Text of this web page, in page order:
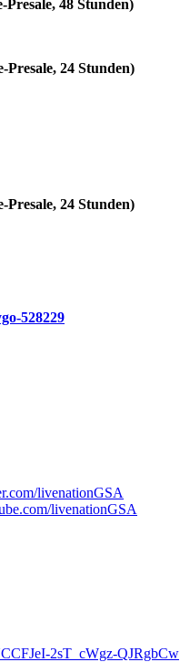
48 Stunden)
Presale, 24 Stunden)
Presale, 24 Stunden)
528229
livenationGSA
livenationGSA
2sT_cWgz-QJRgbCw